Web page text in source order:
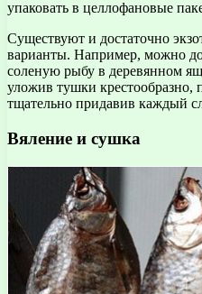
упаковать в целлофановые
Существуют и достаточно
варианты. Например, можно
соленую рыбу в деревянном
уложив тушки крестообразно,
тщательно придавив каждый
Вяление и сушка